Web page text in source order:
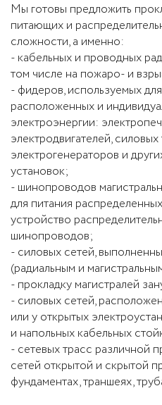
Мы готовы предложить
питающих и
сложности, а именно:
- кабельных и проводных
том числе на пожаро- и
- фидеров, используемых
расположенных и
электроэнергии:
электродвигателей,
электрогенераторов и
установок;
- шинопроводов
для питания
устройство
шинопроводов;
- силовых сетей,
(радиальным и
- прокладку магистралей
- силовых сетей,
или у открытых
и напольных кабельных
- сетевых трасс различной
сетей открытой и скрытой
фундаментах, траншеях,